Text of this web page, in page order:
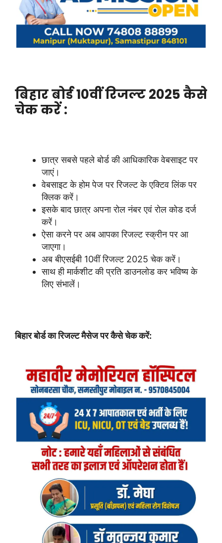
बिहार बोर्ड 10वीं रिजल्ट 2025 कैसे
चेक करें :
छात्र सबसे पहले बोर्ड की आधिकारिक वेबसाइट पर
जाएं।
वेबसाइट के होम पेज पर रिजल्ट के एक्टिव लिंक पर
क्लिक करें।
इसके बाद छात्र अपना रोल नंबर एवं रोल कोड दर्ज
करें।
ऐसा करने पर अब आपका रिजल्ट स्क्रीन पर आ
जाएगा।
अब बीएसईबी 10वीं रिजल्ट 2025 चेक करें।
साथ ही मार्कशीट की प्रति डाउनलोड कर भविष्य के
लिए संभालें।
बिहार बोर्ड का रिजल्ट मैसेज पर कैसे चेक करें: